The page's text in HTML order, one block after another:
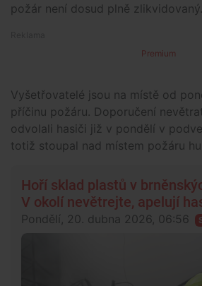
požár není dosud plně zlikvidovaný.
Premium
Vyšetřovatelé jsou na místě od
příčinu požáru. Doporučení
odvolali hasiči již v pondělí v
totiž stoupal nad místem požáru
Hoří sklad plastů v
V okolí nevětrejte, apelují
Pondělí, 20. dubna 2026, 06:56